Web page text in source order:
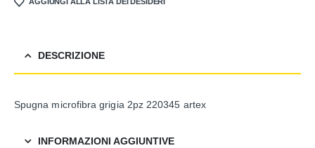
AGGIUNGI ALLA LISTA DEI DESIDERI
DESCRIZIONE
Spugna microfibra grigia 2pz 220345 artex
INFORMAZIONI AGGIUNTIVE